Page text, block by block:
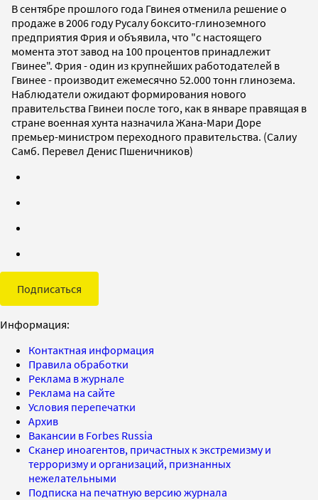
В сентябре прошлого года Гвинея отменила решение о
продаже в 2006 году Русалу боксито-глиноземного
предприятия Фрия и объявила, что "с настоящего
момента этот завод на 100 процентов принадлежит
Гвинее". Фрия - один из крупнейших работодателей в
Гвинее - производит ежемесячно 52.000 тонн глинозема.
Наблюдатели ожидают формирования нового
правительства Гвинеи после того, как в январе правящая в
стране военная хунта назначила Жана-Мари Доре
премьер-министром переходного правительства. (Салиу
Самб. Перевел Денис Пшеничников)
Подписаться
Информация:
Контактная информация
Правила обработки
Реклама в журнале
Реклама на сайте
Условия перепечатки
Архив
Вакансии в Forbes Russia
Сканер иноагентов, причастных к экстремизму и
терроризму и организаций, признанных
нежелательными
Подписка на печатную версию журнала